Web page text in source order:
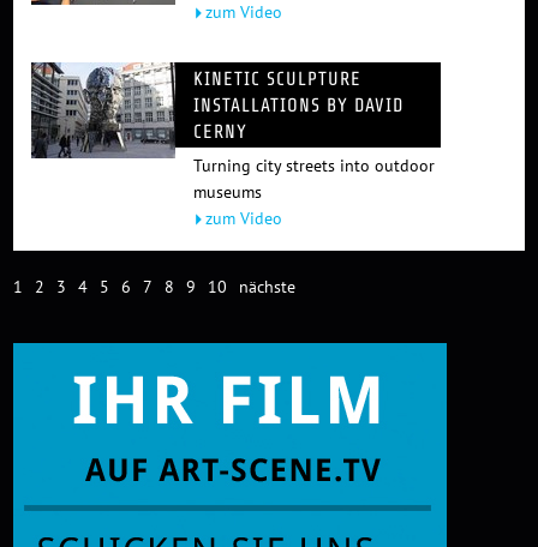
zum Video
KINETIC SCULPTURE
INSTALLATIONS BY DAVID
CERNY
Turning city streets into outdoor
museums
zum Video
1 2 3 4 5 6 7 8 9 10 nächste